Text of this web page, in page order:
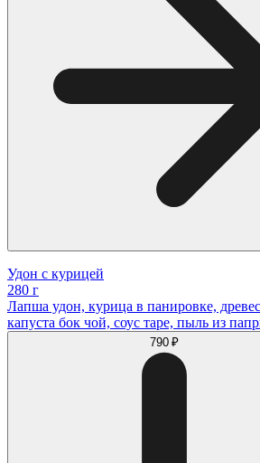
Удон с курицей
280 г
Лапша удон, курица в панировке,
капуста бок чой, соус таре, пыль из
790 ₽